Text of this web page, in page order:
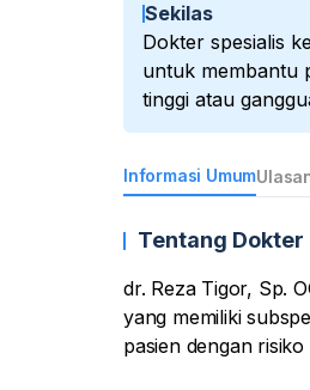
Sekilas
Dokter spesialis
untuk membantu
tinggi atau
Informasi Umum
Tentang Dokter
dr. Reza Tigor, Sp.
yang memiliki
pasien dengan